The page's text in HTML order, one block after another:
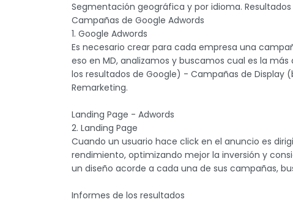
Segmentación geográfica y por idioma. Resultados
Campañas de Google Adwords
1. Google Adwords
Es necesario crear para cada empresa una
eso en MD, analizamos y buscamos cual es la
los resultados de Google) - Campañas de Display
Remarketing.
Landing Page - Adwords
2. Landing Page
Cuando un usuario hace click en el anuncio es
rendimiento, optimizando mejor la inversión y
un diseño acorde a cada una de sus campañas,
Informes de los resultados